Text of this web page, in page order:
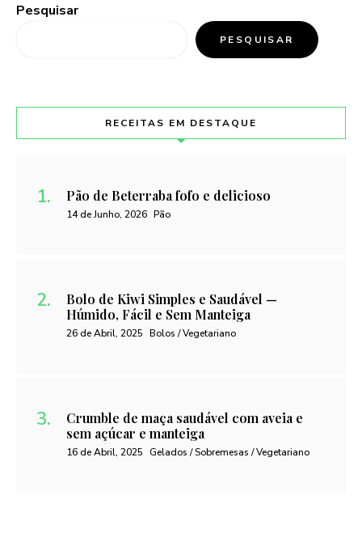
Pesquisar
PESQUISAR
RECEITAS EM DESTAQUE
Pão de Beterraba fofo e delicioso
14 de Junho, 2026 Pão
Bolo de Kiwi Simples e Saudável —
Húmido, Fácil e Sem Manteiga
26 de Abril, 2025 Bolos / Vegetariano
Crumble de maça saudável com aveia e
sem açúcar e manteiga
16 de Abril, 2025 Gelados / Sobremesas / Vegetariano